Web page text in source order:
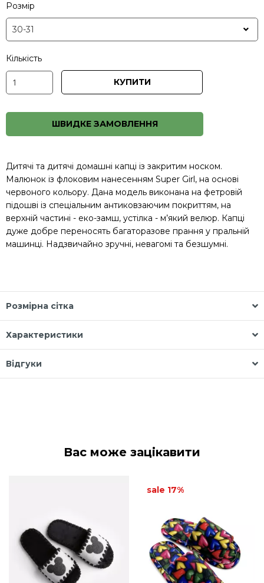
Розмір
Кількість
КУПИТИ
ШВИДКЕ ЗАМОВЛЕННЯ
Дитячі та дитячі домашні капці із закритим носком.
Малюнок із флоковим нанесенням Super Girl, на основі
червоного кольору. Дана модель виконана на фетровій
підошві із спеціальним антиковзаючим покриттям, на
верхній частині - еко-замш, устілка - м’який велюр. Капці
дуже добре переносять багаторазове прання у пральній
машинці. Надзвичайно зручні, невагомі та безшумні.
Розмірна сітка
Характеристики
Відгуки
Вас може зацікавити
sale 17%